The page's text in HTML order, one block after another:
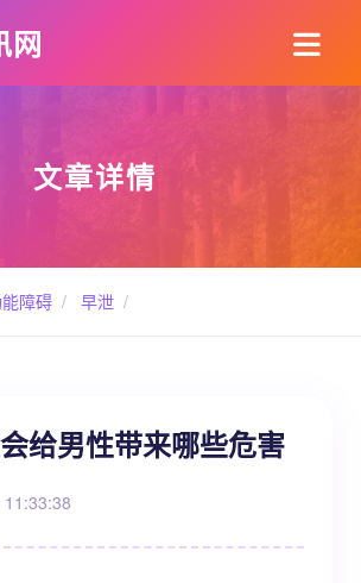
网
文章详情
障碍 / 早泄 /
给男性带来哪些危害